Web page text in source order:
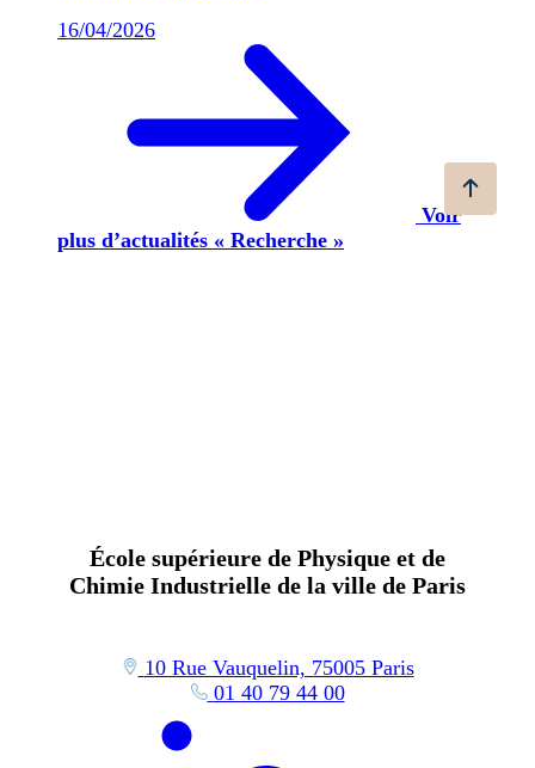
16/04/2026
Voir
plus d’actualités « Recherche »
École supérieure de Physique et de
Chimie Industrielle de la ville de Paris
10 Rue Vauquelin, 75005 Paris
01 40 79 44 00